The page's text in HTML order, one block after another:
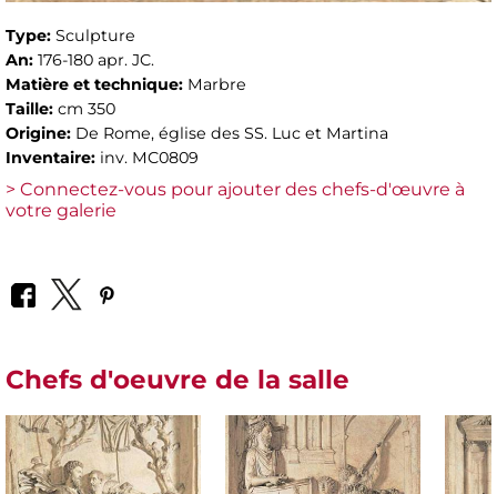
Type: Sculpture
An: 176-180 apr. JC.
Matière et technique: Marbre
Taille: cm 350
Origine: De Rome, église des SS. Luc et Martina
Inventaire: inv. MC0809
> Connectez-vous pour ajouter des chefs-d'œuvre à
votre galerie
Chefs d'oeuvre de la salle